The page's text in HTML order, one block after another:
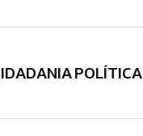
POLÍTICA